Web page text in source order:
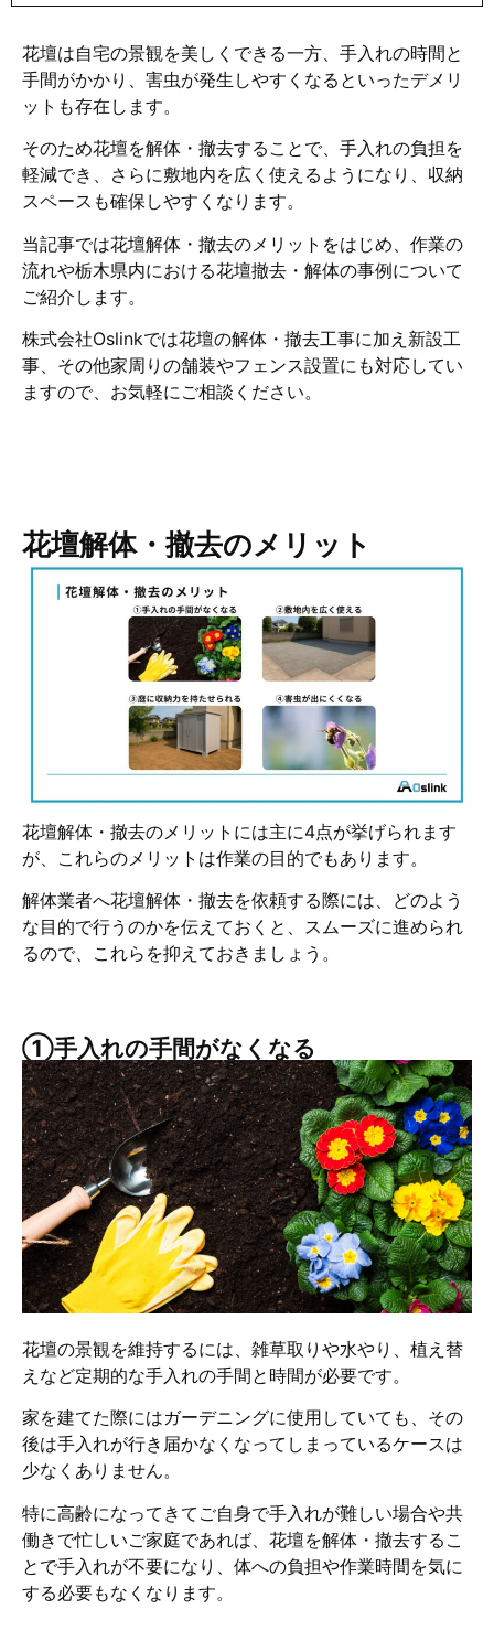
花壇は自宅の景観を美しくできる一方、手入れの時間と
手間がかかり、害虫が発生しやすくなるといったデメリ
ットも存在します。
そのため花壇を解体・撤去することで、手入れの負担を
軽減でき、さらに敷地内を広く使えるようになり、収納
スペースも確保しやすくなります。
当記事では花壇解体・撤去のメリットをはじめ、作業の
流れや栃木県内における花壇撤去・解体の事例について
ご紹介します。
株式会社Oslinkでは花壇の解体・撤去工事に加え新設工
事、その他家周りの舗装やフェンス設置にも対応してい
ますので、お気軽にご相談ください。
花壇解体・撤去のメリット
花壇解体・撤去のメリットには主に4点が挙げられます
が、これらのメリットは作業の目的でもあります。
解体業者へ花壇解体・撤去を依頼する際には、どのよう
な目的で行うのかを伝えておくと、スムーズに進められ
るので、これらを抑えておきましょう。
①手入れの手間がなくなる
花壇の景観を維持するには、雑草取りや水やり、植え替
えなど定期的な手入れの手間と時間が必要です。
家を建てた際にはガーデニングに使用していても、その
後は手入れが行き届かなくなってしまっているケースは
少なくありません。
特に高齢になってきてご自身で手入れが難しい場合や共
働きで忙しいご家庭であれば、花壇を解体・撤去するこ
とで手入れが不要になり、体への負担や作業時間を気に
する必要もなくなります。